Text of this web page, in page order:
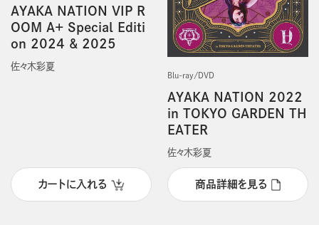
AYAKA NATION VIP R
OOM A+ Special Editi
on 2024 & 2025
佐々木彩夏
カートに入れる
Blu-ray/DVD
AYAKA NATION 2022
in TOKYO GARDEN TH
EATER
佐々木彩夏
商品詳細を見る